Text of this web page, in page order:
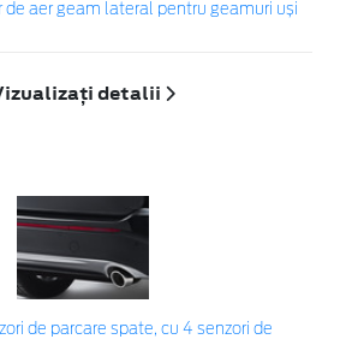
aer geam lateral pentru geamuri uși
detalii
de parcare spate, cu 4 senzori de